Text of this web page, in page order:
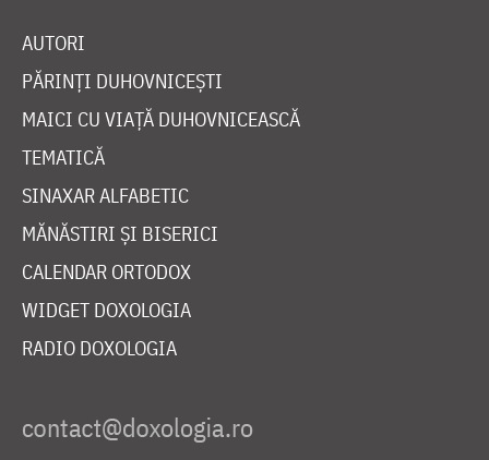
AUTORI
PĂRINȚI DUHOVNICEȘTI
MAICI CU VIAȚĂ DUHOVNICEASCĂ
TEMATICĂ
SINAXAR ALFABETIC
MĂNĂSTIRI ȘI BISERICI
CALENDAR ORTODOX
WIDGET DOXOLOGIA
RADIO DOXOLOGIA